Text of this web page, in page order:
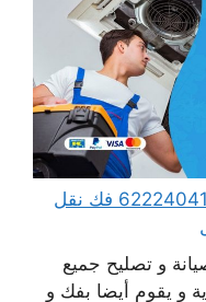
فني تكييف مركزي هندي الكويت 62224041 فك نقل
و تصليح جميع
و يقوم أيضا بفك و